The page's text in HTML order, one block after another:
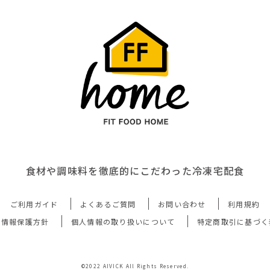
食材や調味料を徹底的にこだわった冷凍宅配食
ご利用ガイド よくあるご質問 お問い合わせ
利用規約
報保護方針
個人情報の取り扱いについて 特定商取引に基づ
©2022 AIVICK All Rights Reserved.